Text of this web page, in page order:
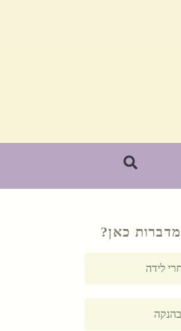
כאן?
לידה